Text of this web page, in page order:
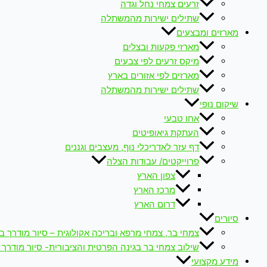
זרעים צמחי נחל וגדה
שתילים ישירות מהמשתלה
מארזים ומבצעים
מארזי פקעות ובצלים
מיקס זרעים לפי צבעים
מארזים לפי אזורים בארץ
שתילים ישירות מהמשתלה
שיקום נופי
אחו טבעי
העתקת גיאופיטים
דף עזר לאדריכלי נוף, מעצבים וגננים
פרוייקטים/ עבודות הצלה
צפון הארץ
מרכז הארץ
דרום הארץ
סיורים
צמחי בר, צמחי מרפא ובריכה אקולוגית – סיור מודרך
שילוב צמחי בר בגינה הפרטית והציבורית- סיור מודרך
מידע מקצועי